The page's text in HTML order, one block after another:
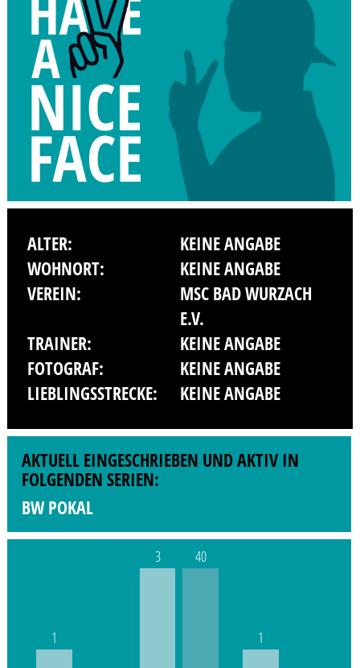
ALTER:
KEINE ANGABE
WOHNORT:
KEINE ANGABE
VEREIN:
MSC BAD WURZACH
E.V.
TRAINER:
KEINE ANGABE
FOTOGRAF:
KEINE ANGABE
LIEBLINGSSTRECKE:
KEINE ANGABE
AKTUELL EINGESCHRIEBEN UND AKTIV IN
FOLGENDEN SERIEN:
BW POKAL
1
3 40
1